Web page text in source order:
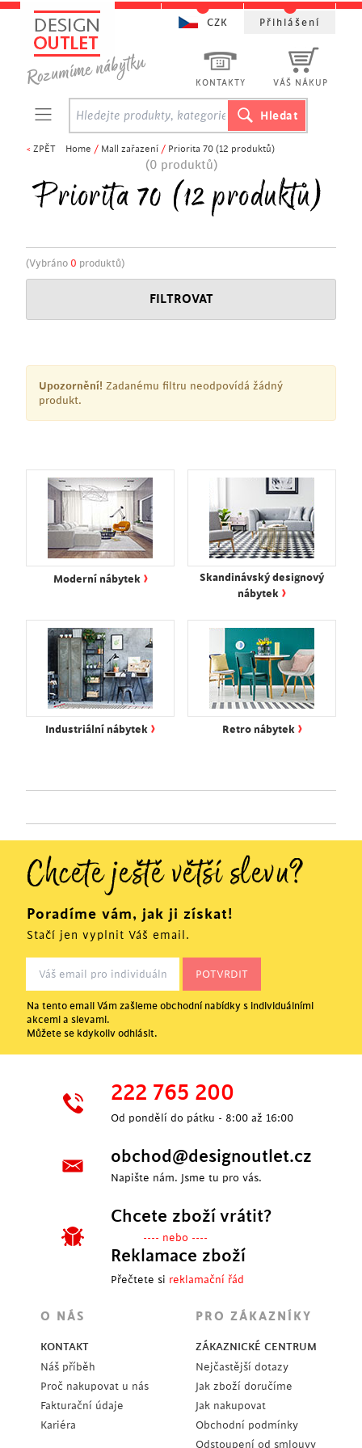
< ZPĚT Home / Mall zařazení / Priorita 70 (12 produktů)
(0 produktů)
Priorita 70 (12 produktů)
(Vybráno 0 produktů)
FILTROVAT
Upozornění! Zadanému filtru neodpovídá žádný
produkt.
Moderní nábytek ›
Skandinávský designový
nábytek ›
Industriální nábytek › Retro nábytek ›
KONTAKTY VÁŠ NÁKUP
CZK Přihlášení
Chcete ještě větší slevu?
Poradíme vám, jak ji získat!
Stačí jen vyplnit Váš email.
Na tento email Vám zašleme obchodní nabídky s individuálními
akcemi a slevami.
Můžete se kdykoliv odhlásit.
222 765 200
Od pondělí do pátku - 8:00 až 16:00
obchod@designoutlet.cz
Napište nám. Jsme tu pro vás.
Chcete zboží vrátit?
---- nebo ----
Reklamace zboží
Přečtete si reklamační řád
O NÁS
KONTAKT
Náš příběh
Proč nakupovat u nás
Fakturační údaje
Kariéra
PRO ZÁKAZNÍKY
ZÁKAZNICKÉ CENTRUM
Nejčastější dotazy
Jak zboží doručíme
Jak nakupovat
Obchodní podmínky
Odstoupení od smlouvy